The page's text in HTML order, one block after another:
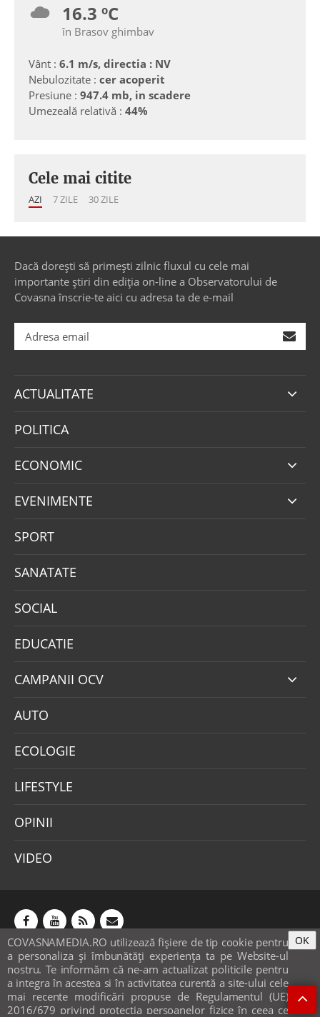
16.3 ºC
în Brasov ghimbav
Vânt : 6.1 m/s, directia : NV
Nebulozitate : cer acoperit
Presiune : 947.4 mb, in scadere
Umezeală relativă : 44%
Cele mai citite
AZI 7 ZILE 30 ZILE
Dacă dorești să primești zilnic fluxul cu cele mai
importante știri din ediția on-line a Observatorului de
Covasna înscrie-te aici cu adresa ta de e-mail
ACTUALITATE
POLITICA
ECONOMIC
EVENIMENTE
SPORT
SANATATE
SOCIAL
EDUCATIE
CAMPANII OCV
AUTO
ECOLOGIE
LIFESTYLE
OPINII
VIDEO
COVASNAMEDIA.RO utilizează fişiere de tip cookie pentru
a personaliza și îmbunătăți experiența ta pe Website-ul
nostru. Te informăm că ne-am actualizat politicile pentru
a integra în acestea si în activitatea curentă a site-ului cele
mai recente modificări propuse de Regulamentul (UE)
2016/679 privind protecția persoanelor fizice în ceea ce
OK
Abonamente Publicitate
Mica publicitate
Contact
Sondaje
POLITICA COOKIE-URI & GDPR
© covasnamedia.ro. Website bysofthost.